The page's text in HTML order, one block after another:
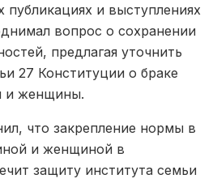
публикациях и выступлениях
вопрос о сохранении
предлагая уточнить
27 Конституции о браке
и женщины.
что закрепление нормы в
и женщиной в
защиту института семьи